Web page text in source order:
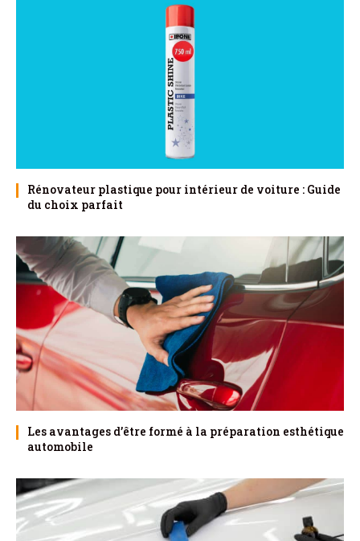
Rénovateur plastique pour intérieur de voiture : Guide
du choix parfait
Les avantages d’être formé à la préparation esthétique
automobile